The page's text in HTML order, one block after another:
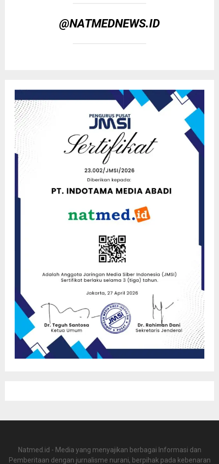
@NATMEDNEWS.ID
Natmed.id - Media yang menyajikan berbagai Informasi dan
Pemberitaan dengan jurnalisme nurani, berpihak pada kebenaran